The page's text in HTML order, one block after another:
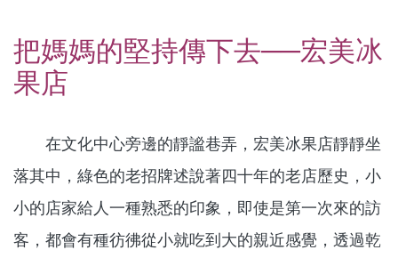
把媽媽的堅持傳下去──宏美冰
果店
在文化中心旁邊的靜謐巷弄，宏美冰果店靜靜坐
落其中，綠色的老招牌述說著四十年的老店歷史，小
小的店家給人一種熟悉的印象，即使是第一次來的訪
客，都會有種彷彿從小就吃到大的親近感覺，透過乾